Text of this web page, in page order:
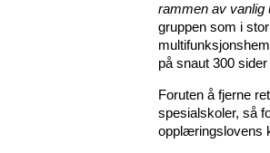
rammen av vanlig
gruppen som i
på snaut 300
Foruten å fjerne
spesialskoler, så
opplæringslovens